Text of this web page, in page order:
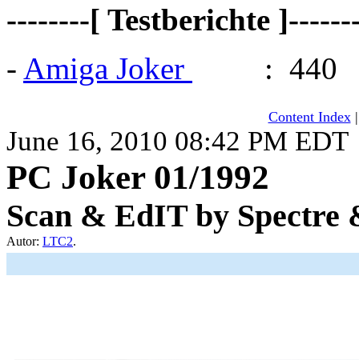
--------[ Testberichte
- Amiga Joker : 440
Content Index
June 16, 2010 08:42 PM EDT
PC Joker 01/1992
Scan & EdIT by
Autor: LTC2.